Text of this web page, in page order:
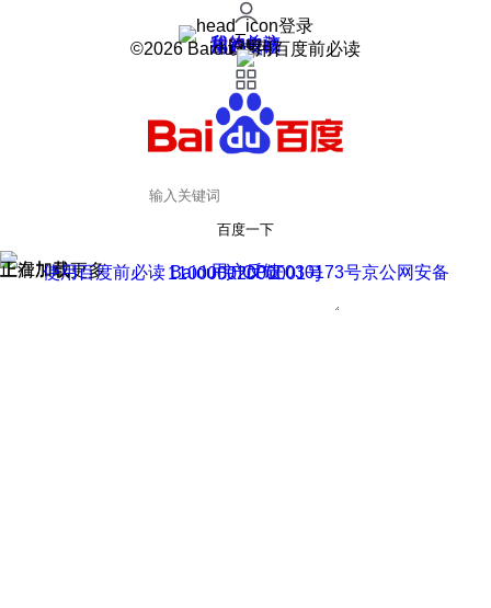
登录
我的关注
我的收藏
皮肤中心
用户反馈
设置
©2026 Baidu 使用百度前必读
百度一下
正在加载
上滑加载更多 用户反馈
使用百度前必读 Baidu 京ICP证030173号
京公网安备11000002000001号